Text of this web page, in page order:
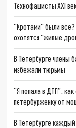
Технофашисты XXI
"Кротами" были все?
охотятся "живые
В Петербурге члены
избежали тюрьмы
“Я попала в ДТП”:
петербурженку от
В Петербурге